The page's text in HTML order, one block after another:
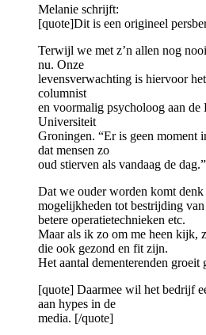
Melanie schrijft:
[quote]Dit is een origineel
Terwijl we met z’n allen nog
nu. Onze
levensverwachting is hiervoor
columnist
en voormalig psycholoog aan de
Universiteit
Groningen. “Er is geen moment
dat mensen zo
oud stierven als vandaag de
Dat we ouder worden komt
mogelijkheden tot bestrijding
betere operatietechnieken etc.
Maar als ik zo om me heen kijk,
die ook gezond en fit zijn.
Het aantal dementerenden groeit
[quote] Daarmee wil het bedrijf
aan hypes in de
media. [/quote]